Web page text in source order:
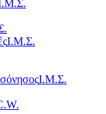
Ι.Μ.Σ.
Ι.Μ.Σ.